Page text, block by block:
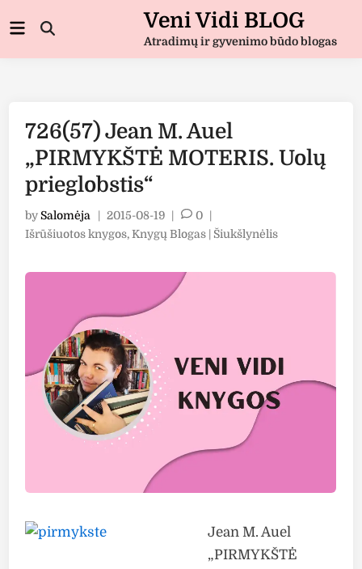
to
Veni Vidi BLOG
Atradimų ir gyvenimo būdo blogas
Open
Main
726(57) Jean M. Auel
„PIRMYKŠTĖ MOTERIS. Uolų
prieglobstis“
bySalomėja 2015-08-19 0
Posted
Išrūšiuotos knygos,Knygų Blogas | Šiukšlynėlis
Jean M. Auel
„PIRMYKŠTĖ